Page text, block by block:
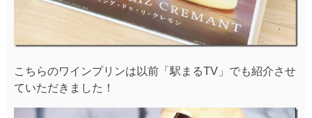
こちらのワインプリンは以前「駅まるTV」でも紹介させ
ていただきました！